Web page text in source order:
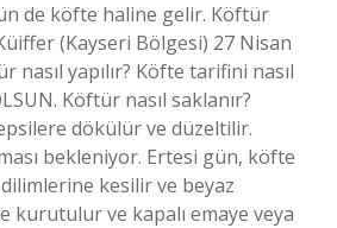
de köfte haline gelir. Köftür
(Kayseri Bölgesi) 27 Nisan
nasıl yapılır? Köfte tarifini nasıl
Köftür nasıl saklanır?
dökülür ve düzeltilir.
bekleniyor. Ertesi gün, köfte
kesilir ve beyaz
kurutulur ve kapalı emaye veya